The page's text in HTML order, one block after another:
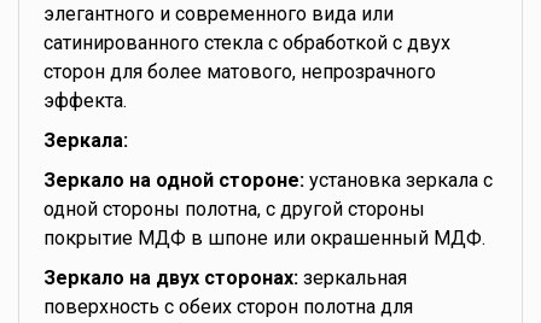
элегантного и современного вида или
сатинированного стекла с обработкой с двух
сторон для более матового, непрозрачного
эффекта.
Зеркала:
Зеркало на одной стороне: установка зеркала с
одной стороны полотна, с другой стороны
покрытие МДФ в шпоне или окрашенный МДФ.
Зеркало на двух сторонах: зеркальная
поверхность с обеих сторон полотна для